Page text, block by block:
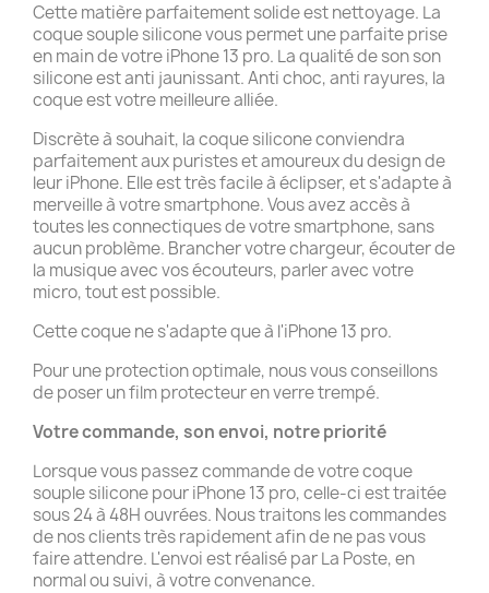
Cette matière parfaitement solide est nettoyage. La
coque souple silicone vous permet une parfaite prise
en main de votre iPhone 13 pro. La qualité de son son
silicone est anti jaunissant. Anti choc, anti rayures, la
coque est votre meilleure alliée.
Discrète à souhait, la coque silicone conviendra
parfaitement aux puristes et amoureux du design de
leur iPhone. Elle est très facile à éclipser, et s'adapte à
merveille à votre smartphone. Vous avez accès à
toutes les connectiques de votre smartphone, sans
aucun problème. Brancher votre chargeur, écouter de
la musique avec vos écouteurs, parler avec votre
micro, tout est possible.
Cette coque ne s'adapte que à l'iPhone 13 pro.
Pour une protection optimale, nous vous conseillons
de poser un film protecteur en verre trempé.
Votre commande, son envoi, notre priorité
Lorsque vous passez commande de votre coque
souple silicone pour iPhone 13 pro, celle-ci est traitée
sous 24 à 48H ouvrées. Nous traitons les commandes
de nos clients très rapidement afin de ne pas vous
faire attendre. L'envoi est réalisé par La Poste, en
normal ou suivi, à votre convenance.